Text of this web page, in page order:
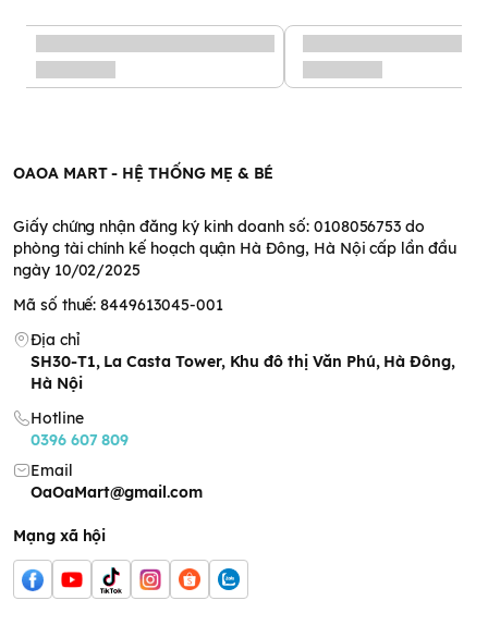
Ưu điểm nổi bật
. Bánh bỏng gạo lứt ăn dặm thơm ngon cho bé, đa dạng khẩu
. Thành phần chính từ Gạo lứt, Phô mai xuất xứ từ Hàn Quốc, bổ
sung dinh dưỡng, lượng canxi cần thiết cho bé.
Hướng dẫn sử dụng
Hướng dẫn bảo quản
Đóng chặt miệng túi khi không sử dụng, bảo quản ở nơi khô
OAOA MART - HỆ THỐNG MẸ & BÉ
Giấy chứng nhận đăng ký kinh doanh số: 0108056753 do
phòng tài chính kế hoạch quận Hà Đông, Hà Nội cấp lần đầu
ngày 10/02/2025
Mã số thuế: 8449613045-001
Địa chỉ
SH30-T1, La Casta Tower, Khu đô thị Văn Phú, Hà Đông,
Hà Nội
Hotline
0396 607 809
Email
OaOaMart@gmail.com
Mạng xã hội